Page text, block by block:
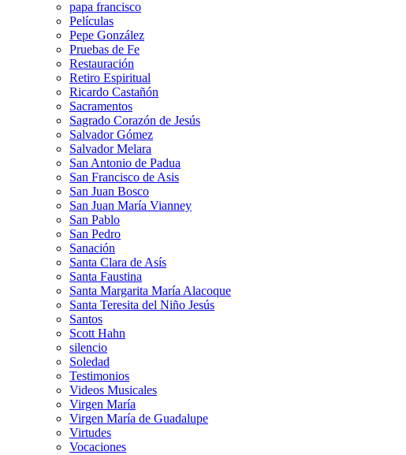
papa francisco
Películas
Pepe González
Pruebas de Fe
Restauración
Retiro Espiritual
Ricardo Castañón
Sacramentos
Sagrado Corazón de Jesús
Salvador Gómez
Salvador Melara
San Antonio de Padua
San Francisco de Asis
San Juan Bosco
San Juan María Vianney
San Pablo
San Pedro
Sanación
Santa Clara de Asís
Santa Faustina
Santa Margarita María Alacoque
Santa Teresita del Niño Jesús
Santos
Scott Hahn
silencio
Soledad
Testimonios
Videos Musicales
Virgen María
Virgen María de Guadalupe
Virtudes
Vocaciones